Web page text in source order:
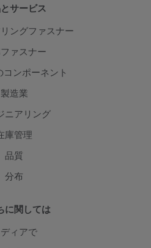
サービス
ングファスナー
ァスナー
コンポーネント
製造業
ニアリング
庫管理
品質
分布
に関しては
ディアで